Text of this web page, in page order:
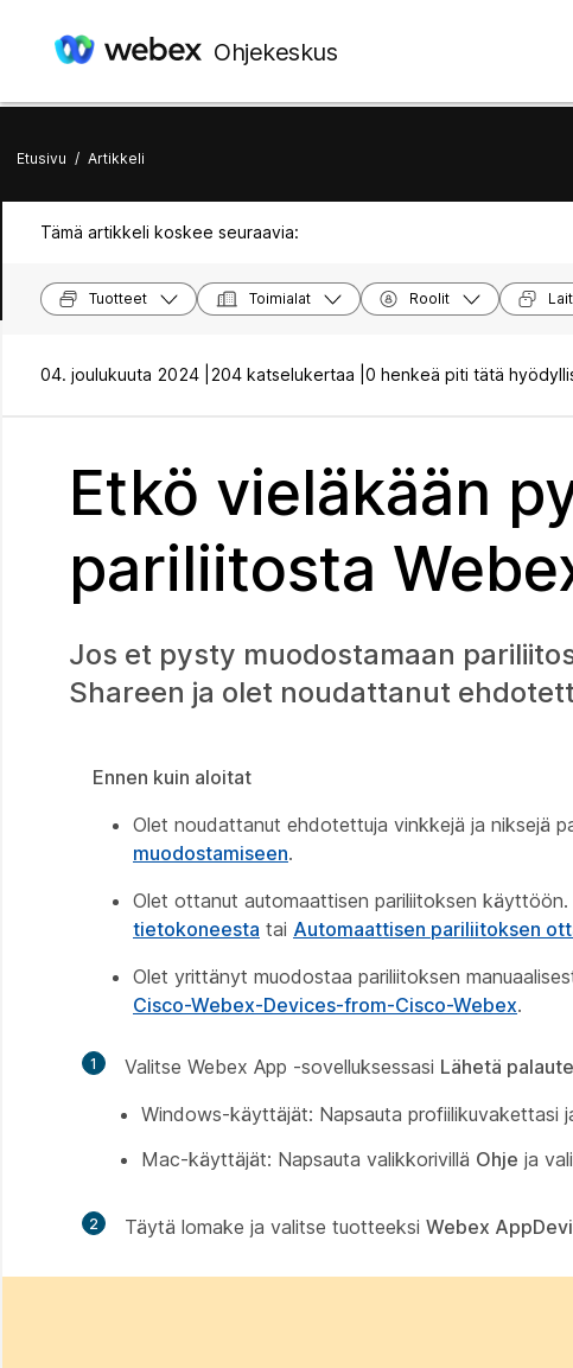
Ohjekeskus
Etusivu / Artikkeli
Tämä artikkeli koskee seuraavia:
Tuotteet Toimialat Roolit
04. joulukuuta 2024 | 204 katselukertaa | 0 henkeä piti tätä
Etkö vieläkään
pariliitosta
Jos et pysty muodostamaan
Shareen ja olet noudattanut
Ennen kuin aloitat
Olet noudattanut ehdotettuja vinkkejä ja niksejä
muodostamiseen.
Olet ottanut automaattisen pariliitoksen
tietokoneesta tai Automaattisen pariliitoksen
Olet yrittänyt muodostaa pariliitoksen
Cisco-Webex-Devices-from-Cisco-Webex.
1 Valitse Webex App -sovelluksessasi Lähetä
Windows-käyttäjät: Napsauta profiilikuvakettasi
Mac-käyttäjät: Napsauta valikkorivillä Ohje ja
2 Täytä lomake ja valitse tuotteeksi Webex App